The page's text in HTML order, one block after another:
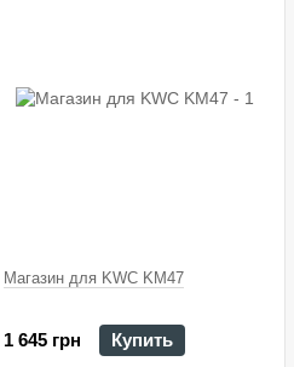
Магазин для KWC KM47
1 645 грн Купить